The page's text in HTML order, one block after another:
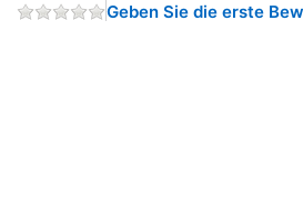
Geben Sie die erste